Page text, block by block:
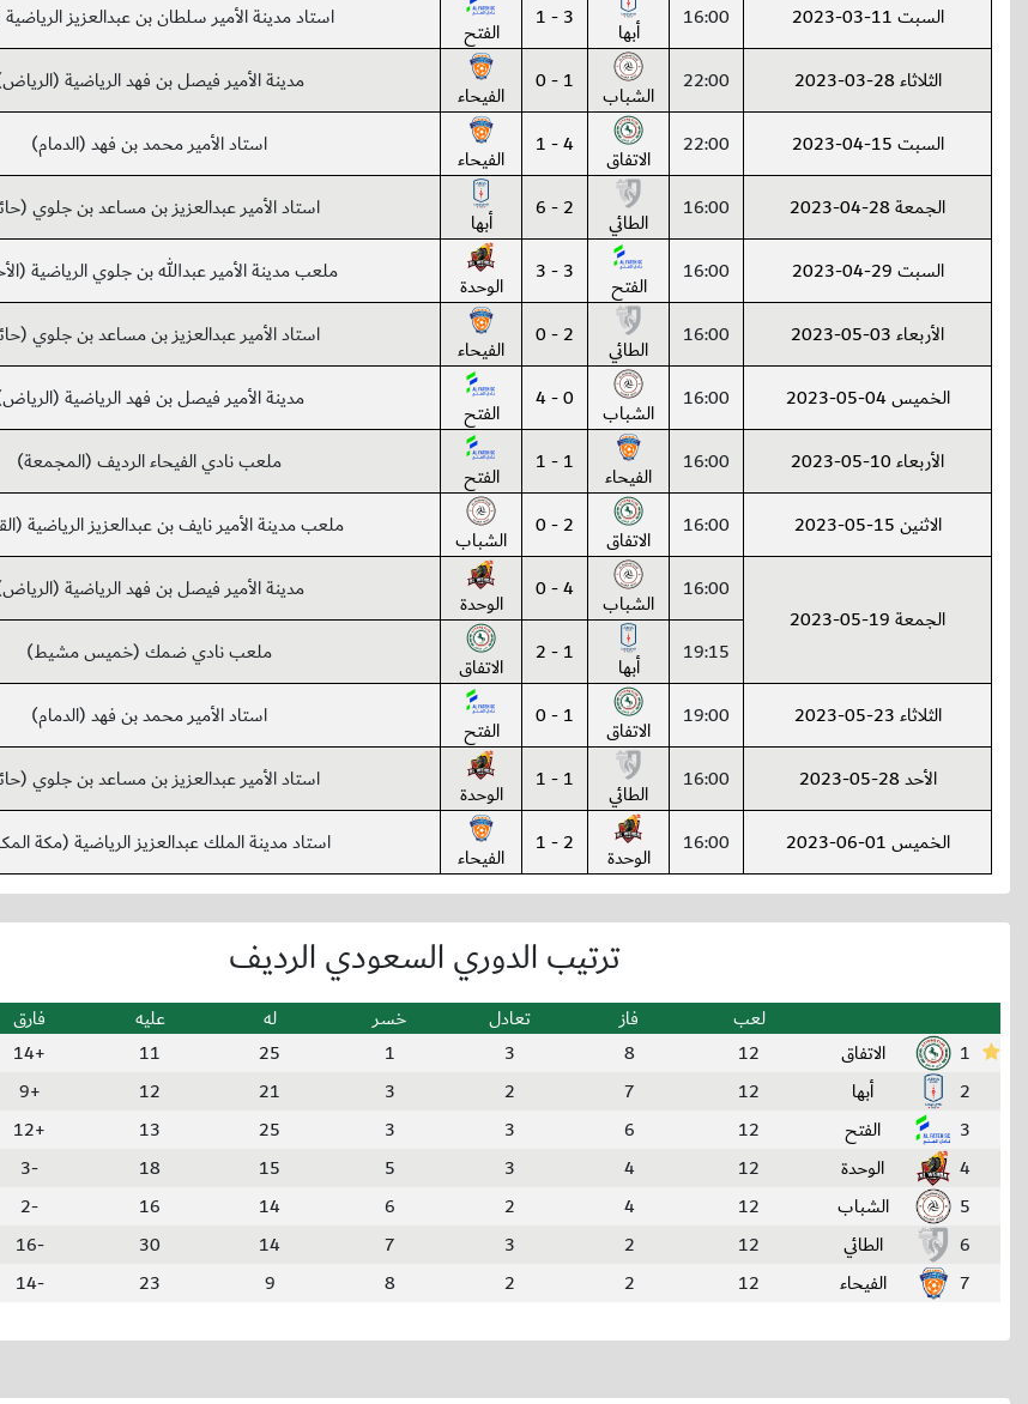
السبت 11-03-2023 16:00 أبها 3 - 1 الفتح استاد مدينة الأمير سلطان بن عبدالعزيز الرياضية
الثلاثاء 28-03-2023 22:00 الشباب 1 - 0 الفيحاء مدينة الأمير فيصل بن فهد الرياضية
السبت 15-04-2023 22:00 الاتفاق 4 - 1 الفيحاء استاد الأمير محمد بن فهد (الدمام)
الجمعة 28-04-2023 16:00 الطائي 2 - 6 أبها استاد الأمير عبدالعزيز بن مساعد بن جلوي
السبت 29-04-2023 16:00 الفتح 3 - 3 الوحدة ملعب مدينة الأمير عبدالله بن جلوي الرياضية
الأربعاء 03-05-2023 16:00 الطائي 2 - 0 الفيحاء استاد الأمير عبدالعزيز بن مساعد بن جلوي
الخميس 04-05-2023 16:00 الشباب 0 - 4 الفتح مدينة الأمير فيصل بن فهد الرياضية
الأربعاء 10-05-2023 16:00 الفيحاء 1 - 1 الفتح ملعب نادي الفيحاء الرديف (المجمعة)
الاثنين 15-05-2023 16:00 الاتفاق 2 - 0 الشباب ملعب مدينة الأمير نايف بن عبدالعزيز الرياضية
الجمعة 19-05-2023
16:00 الشباب 4 - 0 الوحدة مدينة الأمير فيصل بن فهد الرياضية
19:15 أبها 1 - 2 الاتفاق ملعب نادي ضمك (خميس مشيط)
الثلاثاء 23-05-2023 19:00 الاتفاق 1 - 0 الفتح استاد الأمير محمد بن فهد (الدمام)
الأحد 28-05-2023 16:00 الطائي 1 - 1 الوحدة استاد الأمير عبدالعزيز بن مساعد بن جلوي
الخميس 01-06-2023 16:00 الوحدة 2 - 1 الفيحاء استاد مدينة الملك عبدالعزيز الرياضية (مكة
ترتيب الدوري السعودي الرديف
لعب فاز تعادل خسر له عليه فارق
1
الاتفاق 12
8
3
1
25
11
+14
2
أبها 12
7
2
3
21
12
+9
3
الفتح 12
6
3
3
25
13
+12
4
الوحدة 12
4
3
5
15
18
-3
5
الشباب 12
4
2
6
14
16
-2
6
الطائي 12
2
3
7
14
30
-16
7
الفيحاء 12
2
2
8
9
23
-14